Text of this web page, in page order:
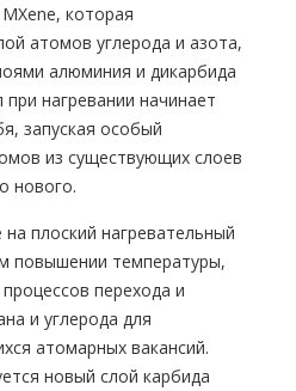
которая
атомов углерода и азота,
алюминия и дикарбида
нагревании начинает
запуская особый
из существующих слоев
нового.
плоский нагревательный
повышении температуры,
перехода и
и углерода для
атомарных вакансий.
новый слой карбида